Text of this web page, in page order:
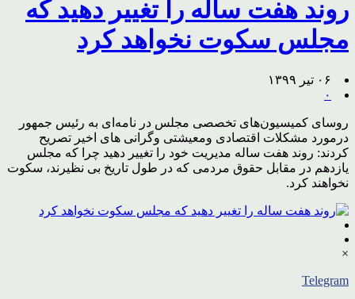
روند هفت ساله را تغییر دهید که
مجلس سکوت نخواهد کرد
۰۶ تیر ۱۳۹۹
۰
روسای کمیسیون‌های تخصصی مجلس در نامه‌ای به رئیس جمهور
درمورد مشکلات اقتصادی ومعیشتی وگرانی های اخیر تصریح
کردند: روند هفت ساله مدیریت خود را تغییر دهید چرا که مجلس
یازدهم در مقابل حقوق مردمی که در طول تاریخ بی نظیرند، سکوت
نخواهند کرد.
×
Telegram